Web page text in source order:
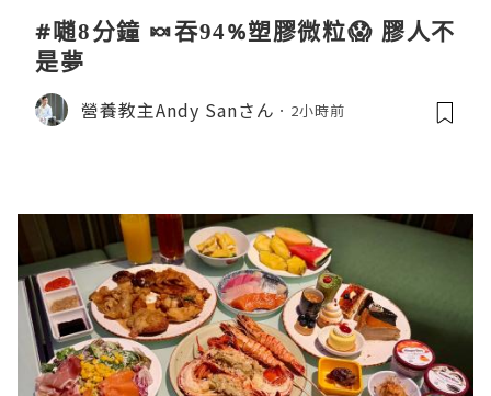
#𡁻8分鐘 🍬吞94%塑膠微粒😱 膠人不
是夢
營養教主Andy Sanさん 2小時前